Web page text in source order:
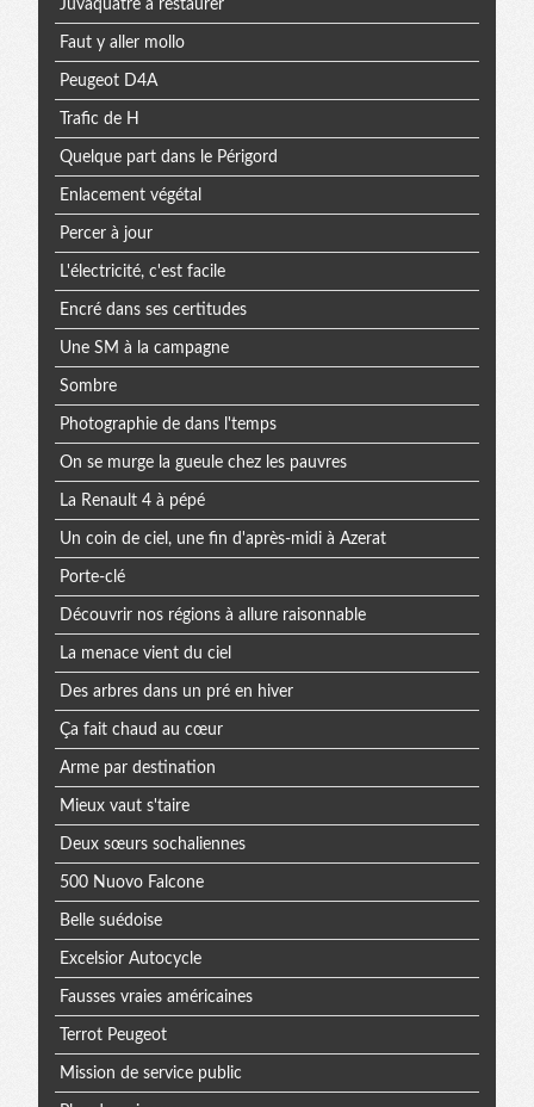
Juvaquatre à restaurer
Faut y aller mollo
Peugeot D4A
Trafic de H
Quelque part dans le Périgord
Enlacement végétal
Percer à jour
L'électricité, c'est facile
Encré dans ses certitudes
Une SM à la campagne
Sombre
Photographie de dans l'temps
On se murge la gueule chez les pauvres
La Renault 4 à pépé
Un coin de ciel, une fin d'après-midi à Azerat
Porte-clé
Découvrir nos régions à allure raisonnable
La menace vient du ciel
Des arbres dans un pré en hiver
Ça fait chaud au cœur
Arme par destination
Mieux vaut s'taire
Deux sœurs sochaliennes
500 Nuovo Falcone
Belle suédoise
Excelsior Autocycle
Fausses vraies américaines
Terrot Peugeot
Mission de service public